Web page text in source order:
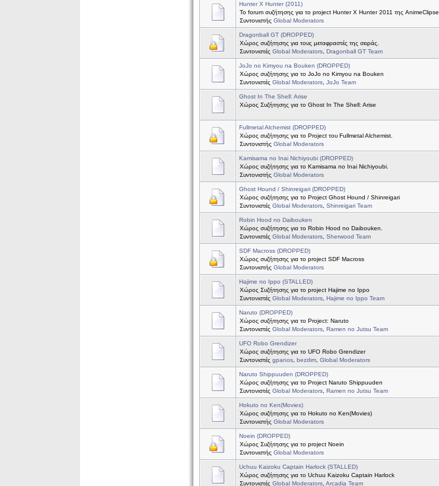
Hunter X Hunter (2011)
Το forum συζήτησης για το project Hunter X Hunter 2011 της AnimeClipse
Συντονιστής Global Moderators
Dragonball GT (DROPPED)
Χώρος συζήτησης για τους μεταφραστές της σειράς.
Συντονιστές Global Moderators, Dragonball GT Team
JoJo no Kimyou na Bouken (DROPPED)
Χώρος συζήτησης για το JoJo no Kimyou na Bouken
Συντονιστές Global Moderators, JoJo Team
Ghost In The Shell: Arise
Χώρος Συζήτησης για το Ghost In The Shell: Arise
Fullmetal Alchemist (DROPPED)
Χώρος συζήτησης για το Project του Fullmetal Alchemist.
Συντονιστής Global Moderators
Kamisama no Inai Nichiyoubi (DROPPED)
Χώρος συζήτησης για το Kamisama no Inai Nichiyoubi.
Συντονιστής Global Moderators
Ghost Hound / Shinreigari (DROPPED)
Χώρος συζήτησης για το Project Ghost Hound / Shinreigari
Συντονιστές Global Moderators, Shinreigari Team
Robin Hood no Daibouken
Χώρος συζήτησης για το Robin Hood no Daibouken.
Συντονιστές Global Moderators, Sherwood Team
SDF Macross (DROPPED)
Χώρος συζήτησης για το project SDF Macross
Συντονιστής Global Moderators
Hajime no Ippo (STALLED)
Χώρος Συζήτησης για το project Hajime no Ippo
Συντονιστές Global Moderators, Hajime no Ippo Team
Naruto (DROPPED)
Χώρος συζήτησης για το Project: Naruto
Συντονιστές Global Moderators, Ramen no Jutsu Team
UFO Robo Grendizer
Χώρος συζήτησης για το UFO Robo Grendizer
Συντονιστές gpanos, bezdim, Global Moderators
Naruto Shippuuden (DROPPED)
Χώρος συζήτησης για το Project Naruto Shippuuden
Συντονιστές Global Moderators, Ramen no Jutsu Team
Hokuto no Ken(Movies)
Χώρος συζήτησης για το Hokuto no Ken(Movies)
Συντονιστής Global Moderators
Noein (DROPPED)
Χώρος Συζήτησης για το project Noein
Συντονιστής Global Moderators
Uchuu Kaizoku Captain Harlock (STALLED)
Χώρος συζήτησης για το Uchuu Kaizoku Captain Harlock
Συντονιστές Global Moderators, Arcadia Team